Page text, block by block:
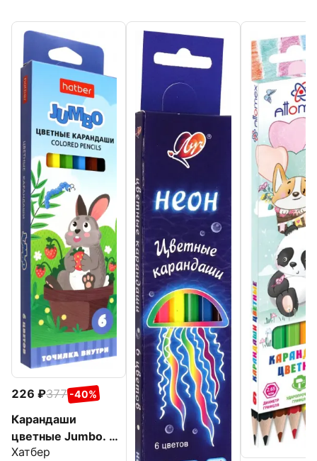
226 377 -40%
Карандаши
цветные Jumbo. На
полянке, 6 цветов
Хатбер